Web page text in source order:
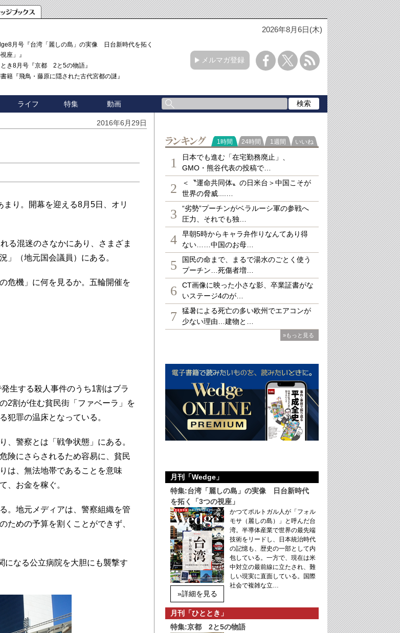
2026年8月6日(木)
月号『台湾「麗しの島」の実像 日台新時代を拓く「3
座」』
き8月号『京都 2と5の物語』
籍『飛鳥・藤原に隠された古代宮都の謎』
メルマガ登録
ライフ 特集 動画
2016年6月29日
り。開幕を迎える8月5日、オリ
る混迷のさなかにあり、さまざま
」（地元国会議員）にある。
危機」に何を見るか。五輪開催を
生する殺人事件のうち1割はブラ
2割が住む貧民街「ファベーラ」を
犯罪の温床となっている。
警察とは「戦争状態」にある。
険にさらされるため容易に、貧民
は、無法地帯であることを意味
、お金を稼ぐ。
。地元メディアは、警察組織を管
ための予算を割くことができず、
なる公立病院を大胆にも襲撃す
ランキング
1時間 24時間 1週間 いいね
1
日本でも進む「在宅勤務廃止」、
GMO・熊谷代表の投稿で…
2
＜〝運命共同体〟の日米台＞中国こそが
世界の脅威....…
3
“劣勢”プーチンがベラルーシ軍の参戦へ
圧力、それでも独…
4
早朝5時からキャラ弁作りなんてあり得
ない……中国のお母…
5
国民の命まで、まるで湯水のごとく使う
プーチン…死傷者増…
6
CT画像に映った小さな影、卒業証書がな
いステージ4のが…
7
猛暑による死亡の多い欧州でエアコンが
少ない理由…建物と…
»もっと見る
月刊「Wedge」
特集:台湾「麗しの島」の実像 日台新時代
を拓く「3つの視座」
»詳細を見る
かつてポルトガル人が「フォル
モサ（麗しの島）」と呼んだ台
湾。半導体産業で世界の最先端
技術をリードし、日本統治時代
の記憶も、歴史の一部として内
包している。一方で、現在は米
中対立の最前線に立たされ、難
しい現実に直面している。国際
社会で複雑な立…
月刊「ひととき」
特集:京都 2と5の物語